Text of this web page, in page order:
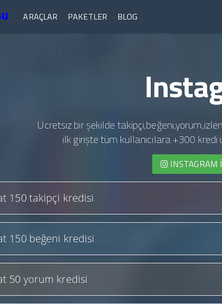
ARAÇLAR PAKETLER BLOG
Ücretsiz bir şekilde
ilk girişte tüm kullanıcılara +300
INSTAGRAM
150 takipçi kredisi
150 beğeni kredisi
50 yorum kredisi